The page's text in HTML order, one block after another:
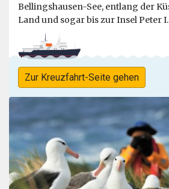
Bellingshausen-See, entlang der
Land und sogar bis zur Insel Peter I.
Zur Kreuzfahrt-Seite gehen